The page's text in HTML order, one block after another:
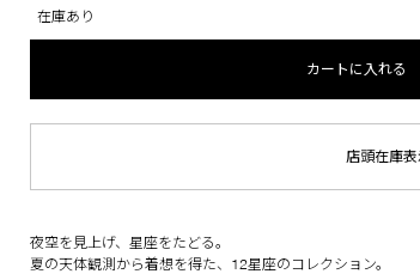
在庫あり
カートに入れる
店頭在庫
夜空を見上げ、星座をたどる。
夏の天体観測から着想を得た、12星座のコレクション。